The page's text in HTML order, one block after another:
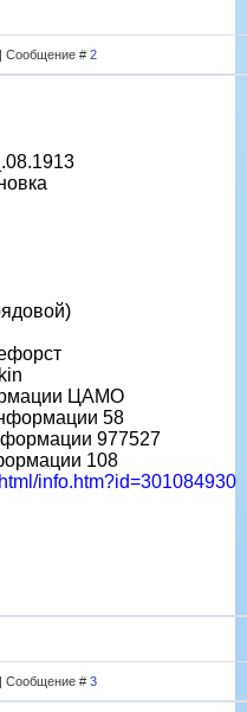
Сообщение # 2
ЦАМО
58
977527
108
info.htm?id=301084930
Сообщение # 3